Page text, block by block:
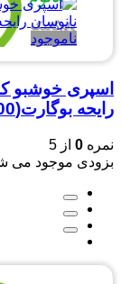
ناموجود
اسپری خوشبو
رایحه بوگارت(100 میل)
نمره 0 از 5
بزودی موجود می